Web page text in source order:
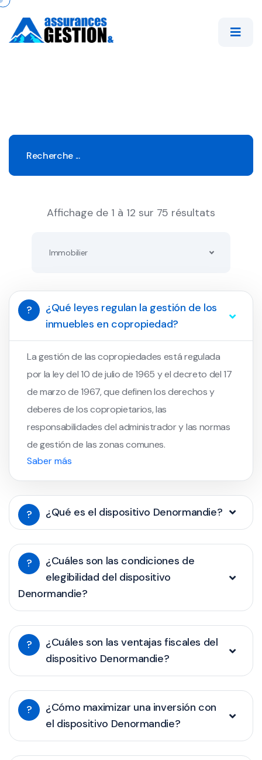
Affichage de 1 à 12 sur 75 résultats
Immobilier
?
¿Qué leyes regulan la gestión de los
inmuebles en copropiedad?
La gestión de las copropiedades está regulada
por la ley del 10 de julio de 1965 y el decreto del 17
de marzo de 1967, que definen los derechos y
deberes de los copropietarios, las
responsabilidades del administrador y las normas
de gestión de las zonas comunes.
Saber más
? ¿Qué es el dispositivo Denormandie?
?
¿Cuáles son las condiciones de
elegibilidad del dispositivo
Denormandie?
?
¿Cuáles son las ventajas fiscales del
dispositivo Denormandie?
?
¿Cómo maximizar una inversión con
el dispositivo Denormandie?